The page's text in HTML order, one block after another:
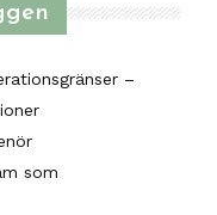
–
som